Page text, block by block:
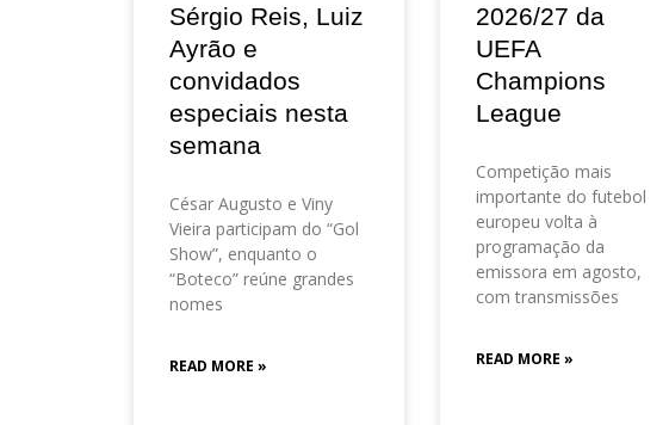
Sérgio Reis, Luiz
Ayrão e
convidados
especiais nesta
semana
César Augusto e Viny
Vieira participam do “Gol
Show”, enquanto o
“Boteco” reúne grandes
nomes
READ MORE »
2026/27 da
UEFA
Champions
League
Competição mais
importante do futebol
europeu volta à
programação da
emissora em agosto,
com transmissões
READ MORE »